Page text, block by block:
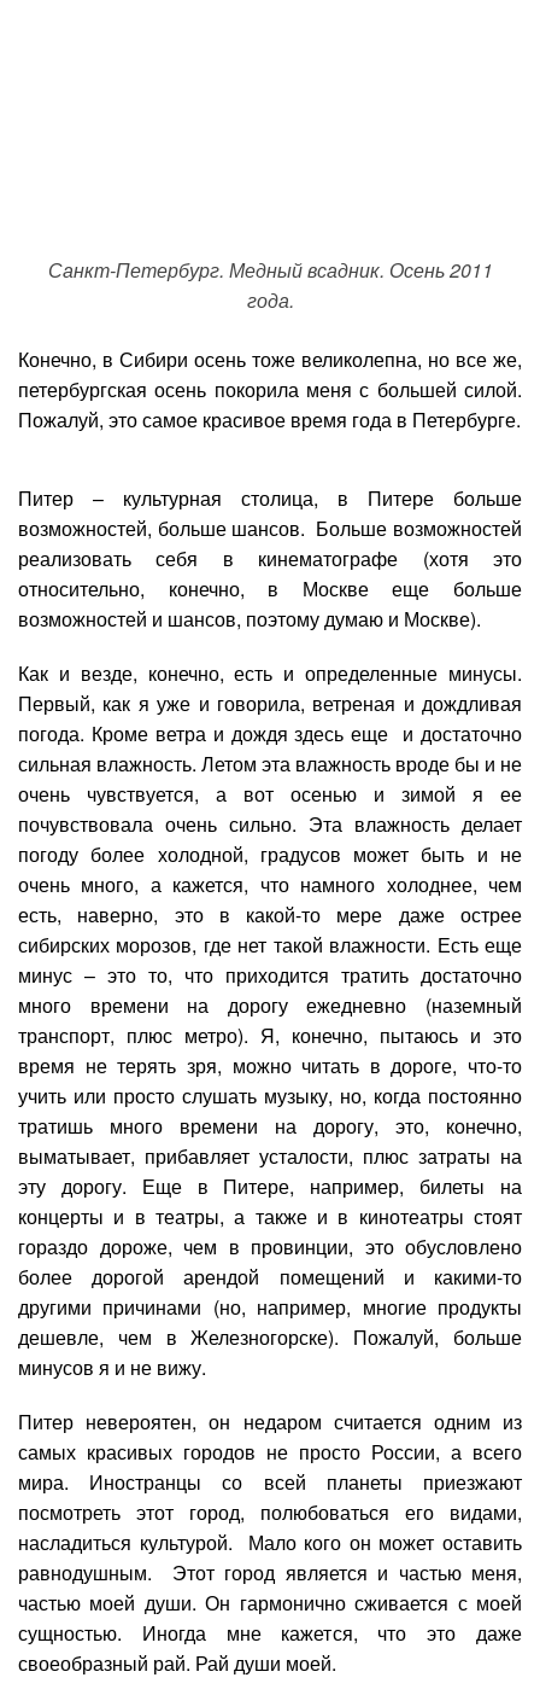
Санкт-Петербург. Медный всадник. Осень 2011
года.
Конечно, в Сибири осень тоже великолепна, но все же,
петербургская осень покорила меня с большей силой.
Пожалуй, это самое красивое время года в Петербурге.
Питер – культурная столица, в Питере больше
возможностей, больше шансов. Больше возможностей
реализовать себя в кинематографе (хотя это
относительно, конечно, в Москве еще больше
возможностей и шансов, поэтому думаю и Москве).
Как и везде, конечно, есть и определенные минусы.
Первый, как я уже и говорила, ветреная и дождливая
погода. Кроме ветра и дождя здесь еще и достаточно
сильная влажность. Летом эта влажность вроде бы и не
очень чувствуется, а вот осенью и зимой я ее
почувствовала очень сильно. Эта влажность делает
погоду более холодной, градусов может быть и не
очень много, а кажется, что намного холоднее, чем
есть, наверно, это в какой-то мере даже острее
сибирских морозов, где нет такой влажности. Есть еще
минус – это то, что приходится тратить достаточно
много времени на дорогу ежедневно (наземный
транспорт, плюс метро). Я, конечно, пытаюсь и это
время не терять зря, можно читать в дороге, что-то
учить или просто слушать музыку, но, когда постоянно
тратишь много времени на дорогу, это, конечно,
выматывает, прибавляет усталости, плюс затраты на
эту дорогу. Еще в Питере, например, билеты на
концерты и в театры, а также и в кинотеатры стоят
гораздо дороже, чем в провинции, это обусловлено
более дорогой арендой помещений и какими-то
другими причинами (но, например, многие продукты
дешевле, чем в Железногорске). Пожалуй, больше
минусов я и не вижу.
Питер невероятен, он недаром считается одним из
самых красивых городов не просто России, а всего
мира. Иностранцы со всей планеты приезжают
посмотреть этот город, полюбоваться его видами,
насладиться культурой. Мало кого он может оставить
равнодушным. Этот город является и частью меня,
частью моей души. Он гармонично сживается с моей
сущностью. Иногда мне кажется, что это даже
своеобразный рай. Рай души моей.